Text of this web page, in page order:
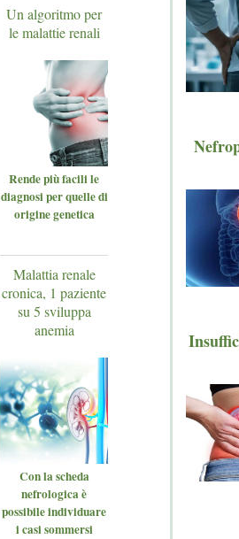
Un algoritmo per
le malattie renali
Rende più facili le
diagnosi per quelle di
origine genetica
Malattia renale
cronica, 1 paziente
su 5 sviluppa
anemia
Con la scheda
nefrologica è
possibile individuare
i casi sommersi